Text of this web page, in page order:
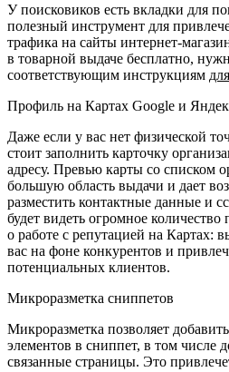
У поисковиков есть вкладки для
полезный инструмент для
трафика на сайты интернет-
в товарной выдаче бесплатно,
соответствующим инструкциям
Профиль на Картах Google и
Даже если у вас нет физической
стоит заполнить карточку
адресу. Превью карты со списком
большую область выдачи и дает
разместить контактные данные и
будет видеть огромное количество
о работе с репутацией на Картах:
вас на фоне конкурентов и
потенциальных клиентов.
Микроразметка сниппетов
Микроразметка позволяет
элементов в сниппет, в том числе
связанные страницы. Это